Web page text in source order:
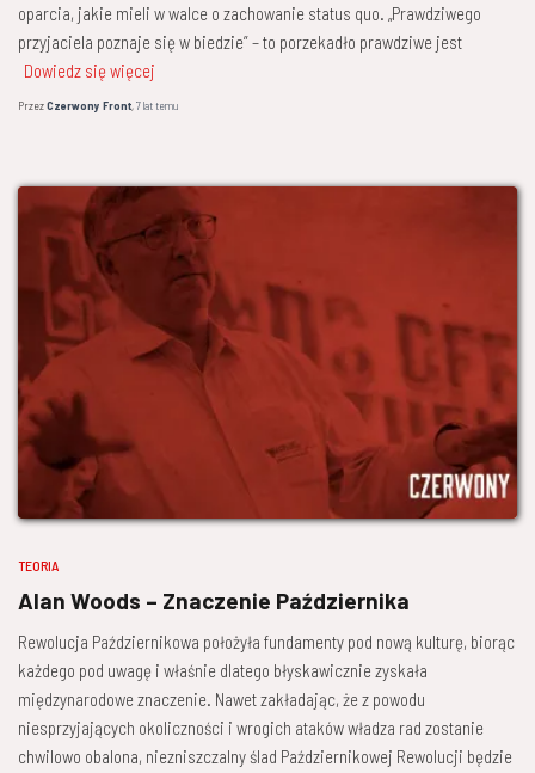
oparcia, jakie mieli w walce o zachowanie status quo. „Prawdziwego
przyjaciela poznaje się w biedzie” – to porzekadło prawdziwe jest
Dowiedz się więcej
PrzezCzerwony Front,7 lattemu
TEORIA
Alan Woods – Znaczenie Października
Rewolucja Październikowa położyła fundamenty pod nową kulturę, biorąc
każdego pod uwagę i właśnie dlatego błyskawicznie zyskała
międzynarodowe znaczenie. Nawet zakładając, że z powodu
niesprzyjających okoliczności i wrogich ataków władza rad zostanie
chwilowo obalona, niezniszczalny ślad Październikowej Rewolucji będzie